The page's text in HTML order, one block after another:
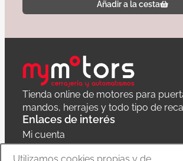
Añadir a la cesta
Tienda online de motores para
mandos, herrajes y todo tipo de
Enlaces de interés
Mi cuenta
Política de privacidad